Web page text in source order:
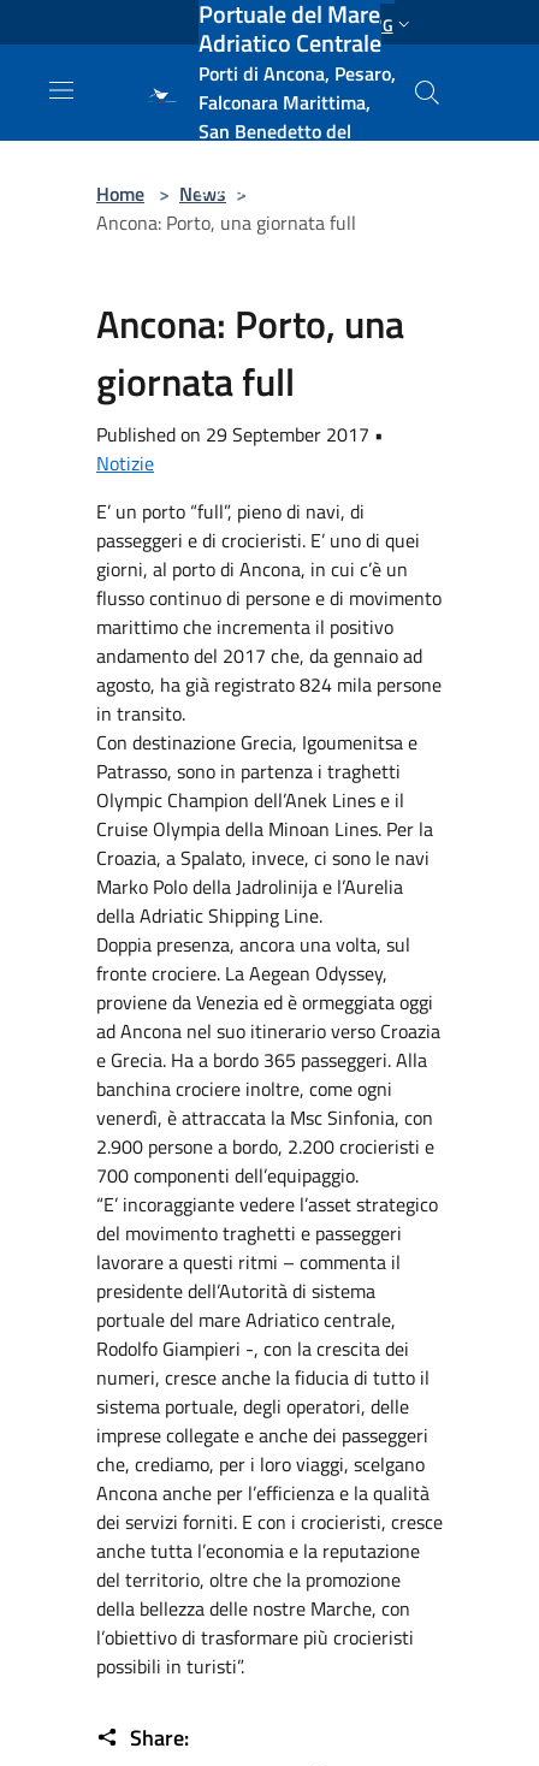
Salta al contenuto principale ENG
Portuale del Mare
Adriatico Centrale
Porti di Ancona, Pesaro,
Falconara Marittima,
San Benedetto del
e Vasto
Home > News >
Ancona: Porto, una giornata full
Ancona: Porto, una
giornata full
Published on 29 September 2017 •
Notizie
E’ un porto “full”, pieno di navi, di
passeggeri e di crocieristi. E’ uno di quei
giorni, al porto di Ancona, in cui c’è un
flusso continuo di persone e di movimento
marittimo che incrementa il positivo
andamento del 2017 che, da gennaio ad
agosto, ha già registrato 824 mila persone
in transito.
Con destinazione Grecia, Igoumenitsa e
Patrasso, sono in partenza i traghetti
Olympic Champion dell’Anek Lines e il
Cruise Olympia della Minoan Lines. Per la
Croazia, a Spalato, invece, ci sono le navi
Marko Polo della Jadrolinija e l’Aurelia
della Adriatic Shipping Line.
Doppia presenza, ancora una volta, sul
fronte crociere. La Aegean Odyssey,
proviene da Venezia ed è ormeggiata oggi
ad Ancona nel suo itinerario verso Croazia
e Grecia. Ha a bordo 365 passeggeri. Alla
banchina crociere inoltre, come ogni
venerdì, è attraccata la Msc Sinfonia, con
2.900 persone a bordo, 2.200 crocieristi e
700 componenti dell’equipaggio.
“E’ incoraggiante vedere l’asset strategico
del movimento traghetti e passeggeri
lavorare a questi ritmi – commenta il
presidente dell’Autorità di sistema
portuale del mare Adriatico centrale,
Rodolfo Giampieri -, con la crescita dei
numeri, cresce anche la fiducia di tutto il
sistema portuale, degli operatori, delle
imprese collegate e anche dei passeggeri
che, crediamo, per i loro viaggi, scelgano
Ancona anche per l’efficienza e la qualità
dei servizi forniti. E con i crocieristi, cresce
anche tutta l’economia e la reputazione
del territorio, oltre che la promozione
della bellezza delle nostre Marche, con
l’obiettivo di trasformare più crocieristi
possibili in turisti”.
Share: